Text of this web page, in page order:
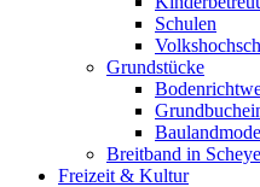
Schulen
Grundstücke
Breitband in
Freizeit & Kultur